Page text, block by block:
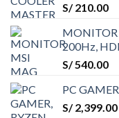
S/210.00
MONITOR
200Hz,
S/540.00
PC
S/2,399.00